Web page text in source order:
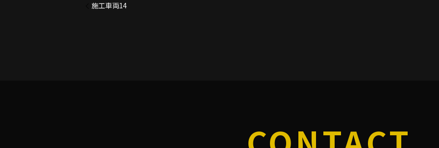
施工車両14